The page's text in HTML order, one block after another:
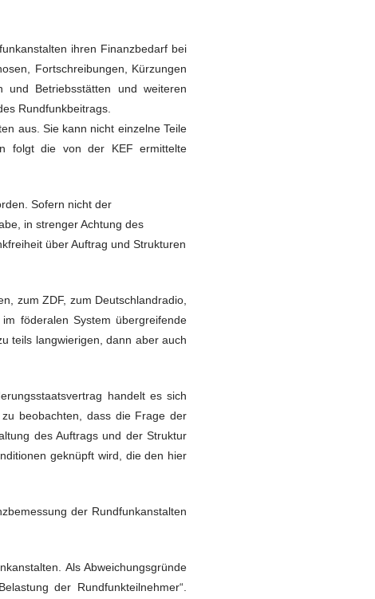
ihren Finanzbedarf bei
Fortschreibungen, Kürzungen
und Betriebsstätten und weiteren
Rundfunkbeitrags.
aus. Sie kann nicht einzelne Teile
folgt die von der KEF ermittelte
Sofern nicht der
in strenger Achtung des
über Auftrag und Strukturen
zum ZDF, zum Deutschlandradio,
föderalen System übergreifende
teils langwierigen, dann aber auch
handelt es sich
beobachten, dass die Frage der
des Auftrags und der Struktur
geknüpft wird, die den hier
der Rundfunkanstalten
Als Abweichungsgründe
der Rundfunkteilnehmer“.